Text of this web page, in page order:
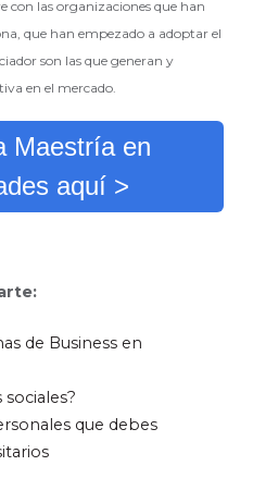
con las organizaciones que han
que han empezado a adoptar el
son las que generan y
en el mercado.
Maestría en
aquí >
de Business en
que debes